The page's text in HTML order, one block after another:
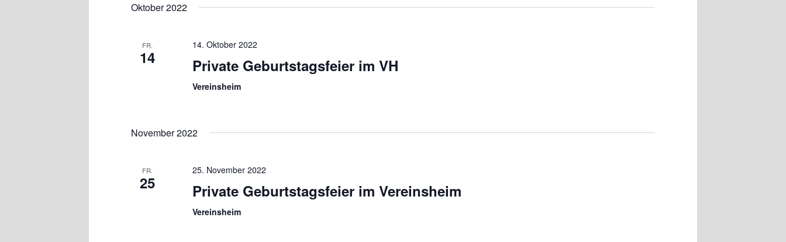
Oktober 2022
FR.
14
14. Oktober 2022
Private Geburtstagsfeier im VH
Vereinsheim
November 2022
FR.
25
25. November 2022
Private Geburtstagsfeier im Vereinsheim
Vereinsheim